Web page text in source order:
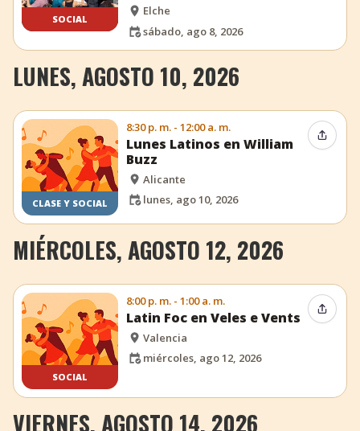
SOCIAL
Elche
sábado, ago 8, 2026
LUNES, AGOSTO 10, 2026
CLASE Y SOCIAL
8:30 p. m. - 12:00 a. m.
Lunes Latinos en William
Buzz
Alicante
lunes, ago 10, 2026
MIÉRCOLES, AGOSTO 12, 2026
SOCIAL
8:00 p. m. - 1:00 a. m.
Latin Foc en Veles e Vents
Valencia
miércoles, ago 12, 2026
VIERNES, AGOSTO 14, 2026